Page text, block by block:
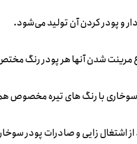
و پودر کردن آن تولید می‌شود.
شدن آنها هر پودر رنگ
سوخاری با رنگ های تیره مخصوص
از اشتغال زایی و صادرات پودر